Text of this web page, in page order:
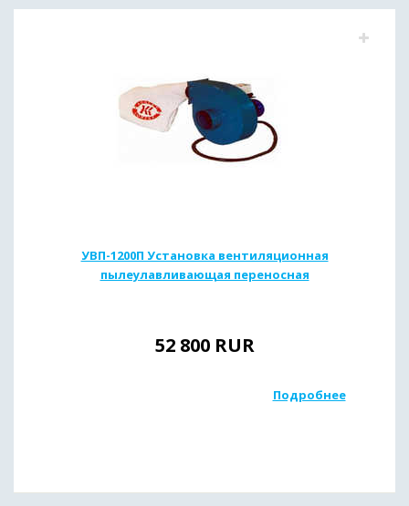
УВП-1200П Установка вентиляционная
пылеулавливающая переносная
52 800 RUR
Подробнее